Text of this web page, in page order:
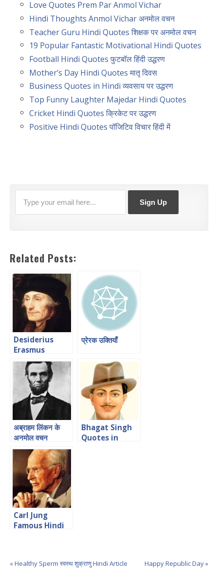
Love Quotes Prem Par Anmol Vichar
Hindi Thoughts Anmol Vichar अनमोल वचन
Teacher Guru Hindi Quotes शिक्षक पर अनमोल वचन
19 Popular Fantastic Motivational Hindi Quotes
Football Hindi Quotes फुटबॉल हिंदी उद्धरण
Mother’s Day Hindi Quotes मातृ दिवस
Business Quotes in Hindi व्यवसाय पर उद्धरण
Top Funny Laughter Majedar Hindi Quotes
Cricket Hindi Quotes क्रिकेट पर उद्धरण
Positive Hindi Quotes पॉजिटिव विचार हिंदी में
Related Posts:
Desiderius
Erasmus
quotes in Hindi
/इरास्मस के विचार
प्रेरक उक्तियाँ
अब्राहम लिंकन के
अनमोल वचन
Bhagat Singh
Quotes in
Carl Jung
Famous Hindi
« Healthy Sperm स्वस्थ शुक्राणु Hindi Article Happy Republic Day »